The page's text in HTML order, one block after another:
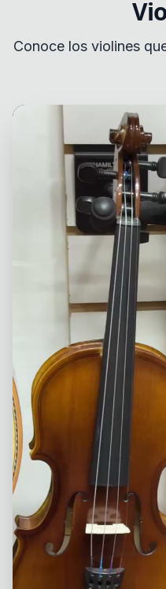
Conoce los violines